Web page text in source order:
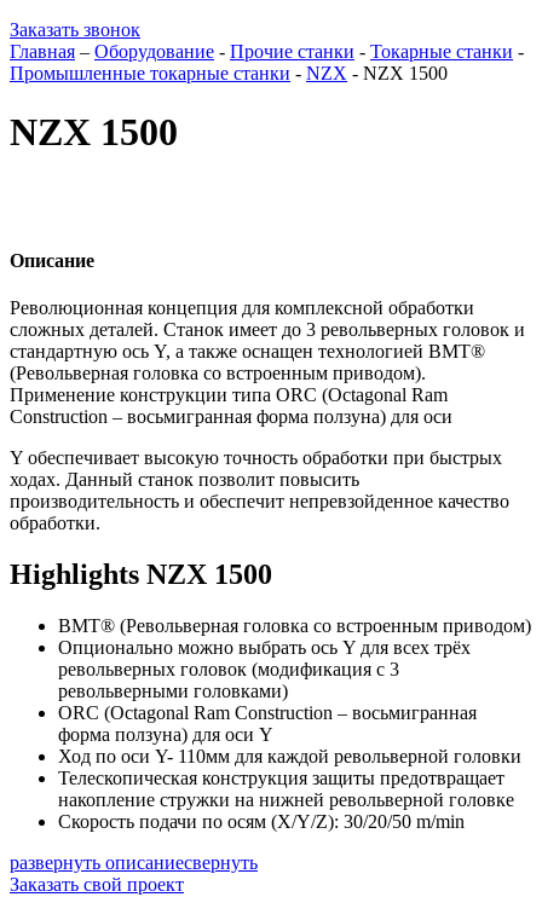
Заказать звонок
Главная – Оборудование - Прочие станки - Токарные станки -
Промышленные токарные станки - NZX - NZX 1500
NZX 1500
Описание
Революционная концепция для комплексной обработки
сложных деталей. Станок имеет до 3 револьверных головок и
стандартную ось Y, а также оснащен технологией BMT®
(Револьверная головка со встроенным приводом).
Применение конструкции типа ORC (Octagonal Ram
Construction – восьмигранная форма ползуна) для оси
Y обеспечивает высокую точность обработки при быстрых
ходах. Данный станок позволит повысить
производительность и обеспечит непревзойденное качество
обработки.
Highlights NZX 1500
BMT® (Револьверная головка со встроенным приводом)
Опционально можно выбрать ось Y для всех трёх
револьверных головок (модификация с 3
револьверными головками)
ORC (Octagonal Ram Construction – восьмигранная
форма ползуна) для оси Y
Ход по оси Y- 110мм для каждой револьверной головки
Телескопическая конструкция защиты предотвращает
накопление стружки на нижней револьверной головке
Скорость подачи по осям (X/Y/Z): 30/20/50 m/min
развернуть описаниесвернуть
Заказать свой проект